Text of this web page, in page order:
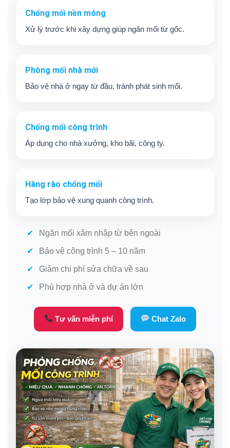
Chống mối nền móng
Xử lý trước khi xây dựng giúp ngăn mối từ gốc.
Phòng mối nhà mới
Bảo vệ nhà ở ngay từ đầu, tránh phát sinh mối.
Chống mối công trình
Áp dụng cho nhà xưởng, kho bãi, công ty.
Hàng rào chống mối
Tạo lớp bảo vệ xung quanh công trình.
Ngăn mối xâm nhập từ bên ngoài
Bảo vệ công trình 5 – 10 năm
Giảm chi phí sửa chữa về sau
Phù hợp nhà ở và dự án lớn
Tư vấn miễn phí Chat Zalo